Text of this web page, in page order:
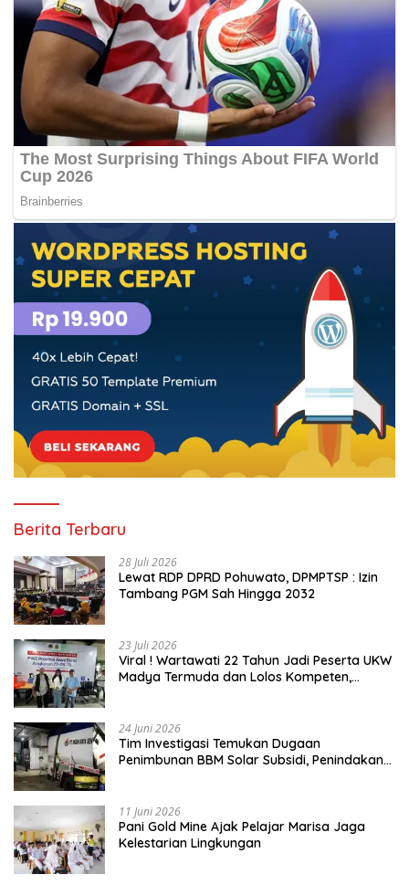
Berita Terbaru
28 Juli 2026
Lewat RDP DPRD Pohuwato, DPMPTSP : Izin
Tambang PGM Sah Hingga 2032
23 Juli 2026
Viral ! Wartawati 22 Tahun Jadi Peserta UKW
Madya Termuda dan Lolos Kompeten,
24 Juni 2026
Tim Investigasi Temukan Dugaan
Penimbunan BBM Solar Subsidi, Penindakan
11 Juni 2026
Pani Gold Mine Ajak Pelajar Marisa Jaga
Kelestarian Lingkungan